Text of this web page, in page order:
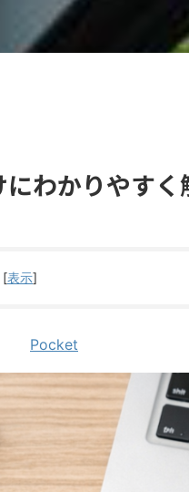
わかりやすく
[表示]
Pocket